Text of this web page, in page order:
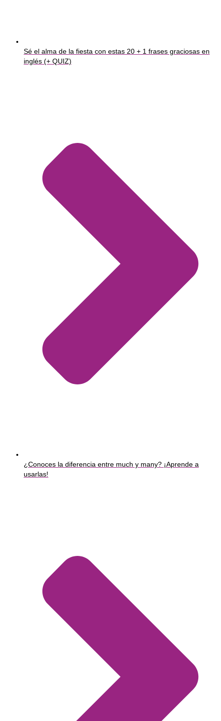
Sé el alma de la fiesta con estas 20 + 1 frases graciosas en
inglés (+ QUIZ)
¿Conoces la diferencia entre much y many? ¡Aprende a
usarlas!